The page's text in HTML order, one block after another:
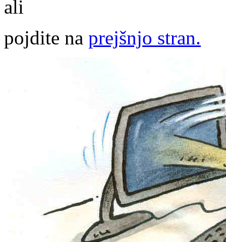
ali
pojdite na prejšnjo stran.